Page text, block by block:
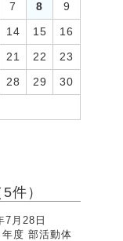
7 8 9
14 15 16
21 22 23
28 29 30
件）
7月28日
年度 部活動体